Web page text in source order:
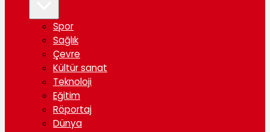
Spor
Sağlık
Çevre
Kültür sanat
Teknoloji
Eğitim
Röportaj
Dünya